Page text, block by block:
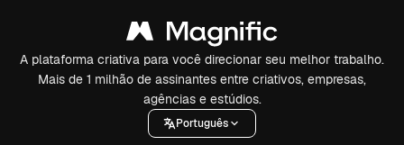
A plataforma criativa para você direcionar seu melhor trabalho.
Mais de 1 milhão de assinantes entre criativos, empresas,
agências e estúdios.
Português